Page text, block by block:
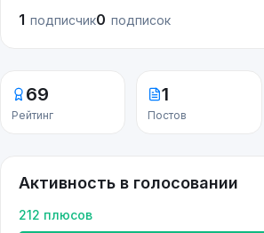
1 подписчик0 подписок
69
Рейтинг
1
Постов
Активность в голосовании
212 плюсов